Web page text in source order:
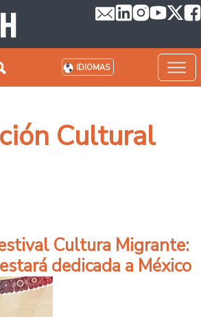
IDIOMAS
Cultural
Cultura Migrante:
dedicada a México